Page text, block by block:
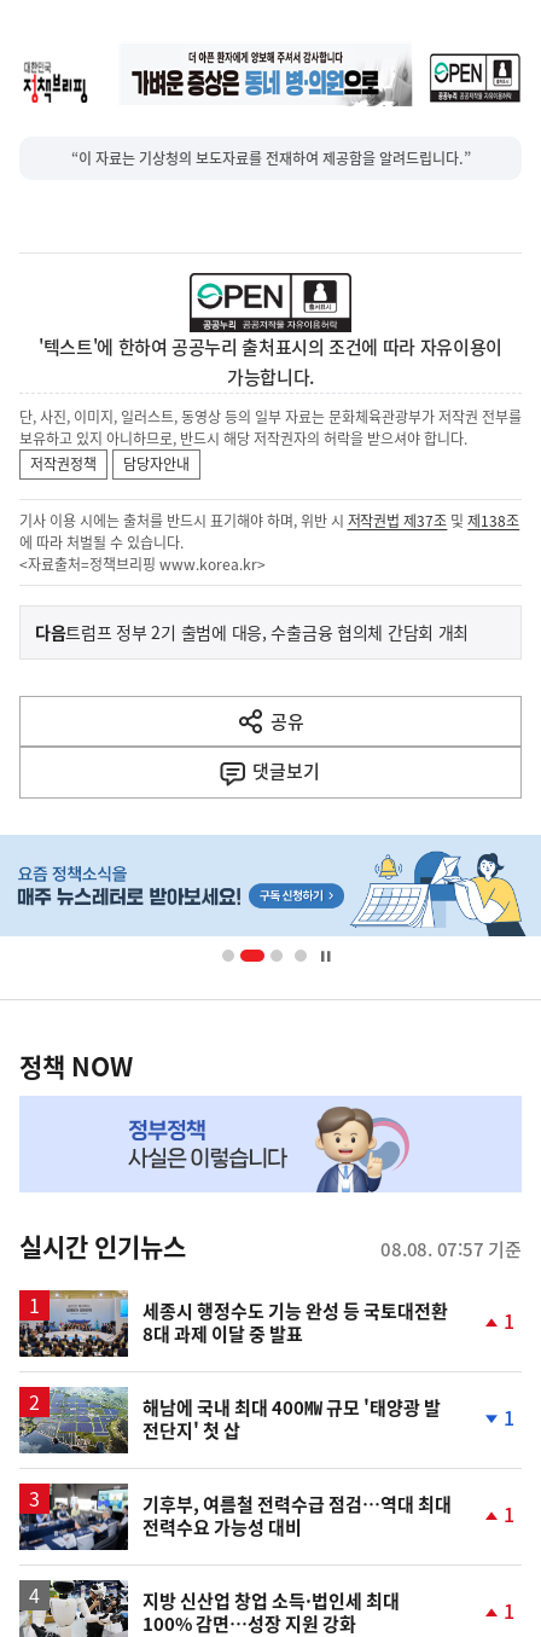
“이 자료는 기상청의 보도자료를 전재하여 제공함을 알려드립니다.”
'텍스트'에 한하여 공공누리 출처표시의 조건에 따라 자유이용이
가능합니다.
단, 사진, 이미지, 일러스트, 동영상 등의 일부 자료는 문화체육관광부가 저작권 전부를
보유하고 있지 아니하므로, 반드시 해당 저작권자의 허락을 받으셔야 합니다.
저작권정책
담당자안내
기사 이용 시에는 출처를 반드시 표기해야 하며, 위반 시 저작권법 제37조 및제138조
에 따라 처벌될 수 있습니다.
<자료출처=정책브리핑 www.korea.kr>
이
전
다
음
다음기
사
트럼프 정부 2기 출범에 대응, 수출금융 협의체 간담회 개최
공유
열
기
댓글보기
단
영
책
NOW,
뉴
스
정책 NOW
실시간 인기뉴스 08.08. 07:57 기준
세종시 행정수도 기능 완성 등 국토대전환
8대 과제 이달 중 발표
상
1
해남에 국내 최대 400㎿ 규모 '태양광 발
전단지' 첫 삽
하
1
기후부, 여름철 전력수급 점검…역대 최대
전력수요 가능성 대비
상
1
지방 신산업 창업 소득·법인세 최대
100% 감면…성장 지원 강화
1